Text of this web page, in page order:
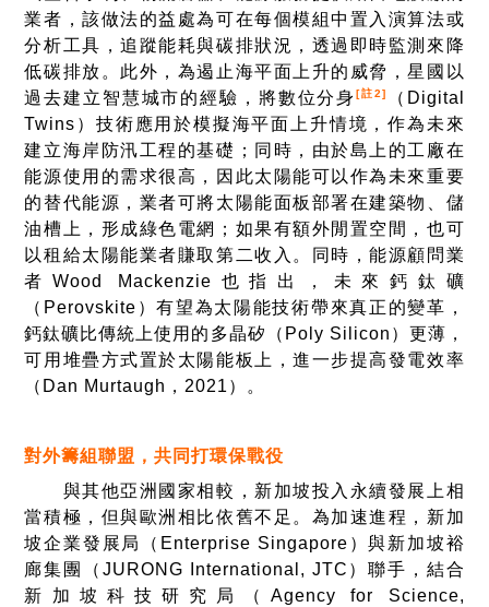
業者，該做法的益處為可在每個模組中置入演算法或
分析工具，追蹤能耗與碳排狀況，透過即時監測來降
低碳排放。此外，為遏止海平面上升的威脅，星國以
過去建立智慧城市的經驗，將數位分身[註2]
（Digital
Twins）技術應用於模擬海平面上升情境，作為未來
建立海岸防汛工程的基礎；同時，由於島上的工廠在
能源使用的需求很高，因此太陽能可以作為未來重要
的替代能源，業者可將太陽能面板部署在建築物、儲
油槽上，形成綠色電網；如果有額外閒置空間，也可
以租給太陽能業者賺取第二收入。同時，能源顧問業
者Wood Mackenzie也指出，未來鈣鈦礦
（Perovskite）有望為太陽能技術帶來真正的變革，
鈣鈦礦比傳統上使用的多晶矽（Poly Silicon）更薄，
可用堆疊方式置於太陽能板上，進一步提高發電效率
（Dan Murtaugh，2021）。
對外籌組聯盟，共同打環保戰役
與其他亞洲國家相較，新加坡投入永續發展上相
當積極，但與歐洲相比依舊不足。為加速進程，新加
坡企業發展局（Enterprise Singapore）與新加坡裕
廊集團（JURONG International, JTC）聯手，結合
新加坡科技研究局（Agency for Science,